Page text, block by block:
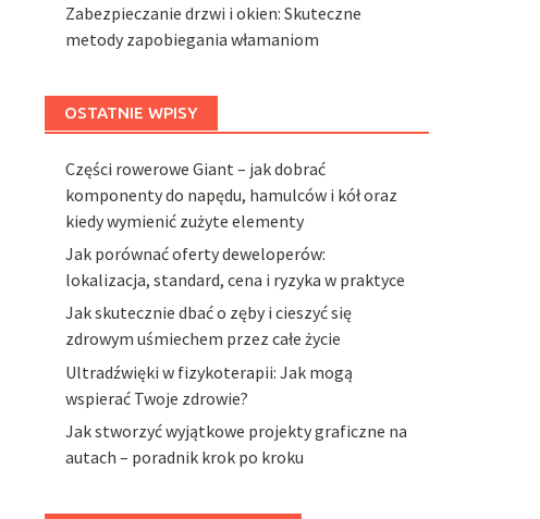
Zabezpieczanie drzwi i okien: Skuteczne
metody zapobiegania włamaniom
OSTATNIE WPISY
Części rowerowe Giant – jak dobrać
komponenty do napędu, hamulców i kół oraz
kiedy wymienić zużyte elementy
Jak porównać oferty deweloperów:
lokalizacja, standard, cena i ryzyka w praktyce
Jak skutecznie dbać o zęby i cieszyć się
zdrowym uśmiechem przez całe życie
Ultradźwięki w fizykoterapii: Jak mogą
wspierać Twoje zdrowie?
Jak stworzyć wyjątkowe projekty graficzne na
autach – poradnik krok po kroku